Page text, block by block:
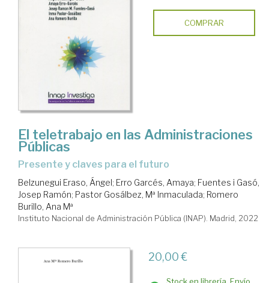
COMPRAR
El teletrabajo en las Administraciones
Públicas
presente y claves para el futuro
Belzunegui Eraso, Ángel; Erro Garcés, Amaya; Fuentes i Gasó,
Josep Ramón; Pastor Gosálbez, Mª Inmaculada; Romero
Burillo, Ana Mª
Instituto Nacional de Administración Pública (INAP). Madrid, 2022
20,00 €
Stock en librería. Envío